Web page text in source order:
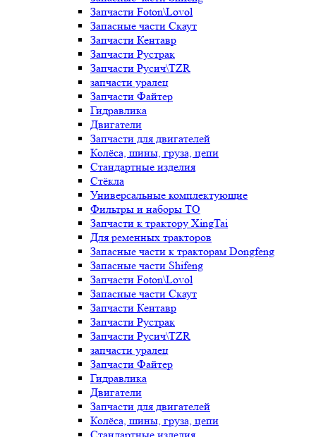
Запчасти Foton\Lovol
Запасные части Скаут
Запчасти Кентавр
Запчасти Рустрак
Запчасти Русич\TZR
запчасти уралец
Запчасти Файтер
Гидравлика
Двигатели
Запчасти для двигателей
Колёса, шины, груза, цепи
Стандартные изделия
Стёкла
Универсальные комплектующие
Фильтры и наборы ТО
Запчасти к трактору XingTai
Для ременных тракторов
Запасные части к тракторам Dongfeng
Запасные части Shifeng
Запчасти Foton\Lovol
Запасные части Скаут
Запчасти Кентавр
Запчасти Рустрак
Запчасти Русич\TZR
запчасти уралец
Запчасти Файтер
Гидравлика
Двигатели
Запчасти для двигателей
Колёса, шины, груза, цепи